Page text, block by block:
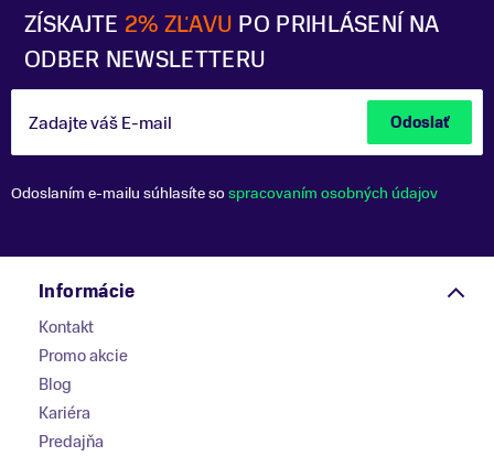
ZÍSKAJTE 2% ZĽAVU PO PRIHLÁSENÍ NA
ODBER NEWSLETTERU
Zadajte váš E-mail Odoslať
Odoslaním e-mailu súhlasíte sospracovaním osobných údajov
Informácie
Kontakt
Promo akcie
Blog
Kariéra
Predajňa